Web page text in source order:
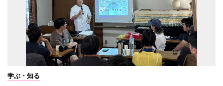
学ぶ・知る